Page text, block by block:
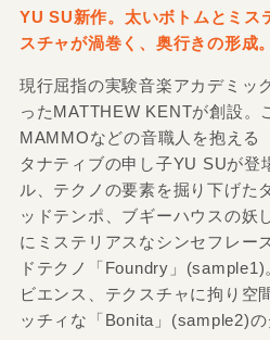
YU SU新作。太いボトムとミス
スチャが渦巻く、奥行きの形成。
現行屈指の実験音楽アカデミッ
ったMATTHEW KENTが創設。
MAMMOなどの音職人を抱える
タナティブの申し子YU SUが登
ル、テクノの要素を掘り下げた
ッドテンポ、ブギーハウスの妖
にミステリアスなシンセフレー
ドテクノ「Foundry」
ビエンス、テクスチャに拘り空
ッチィな「Bonita」(sample2)